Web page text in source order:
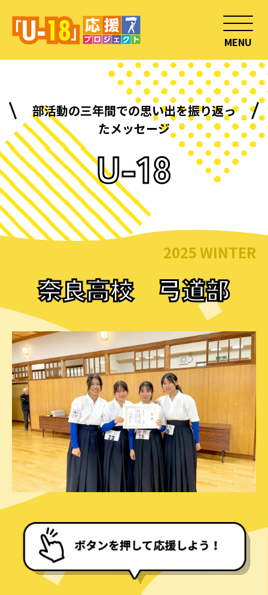
MENU
部活動の三年間での思い出を振り返っ
たメッセージ
U-18
2025 WINTER
奈良高校 弓道部